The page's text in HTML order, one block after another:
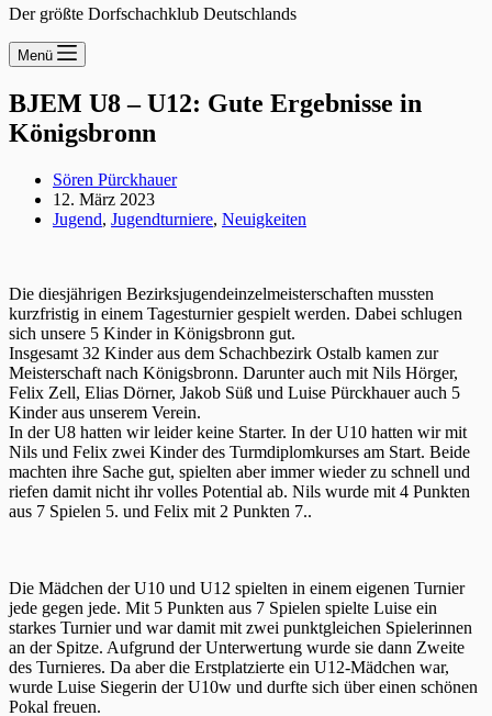
Der größte Dorfschachklub Deutschlands
Menü
BJEM U8 – U12: Gute Ergebnisse in
Königsbronn
Sören Pürckhauer
12. März 2023
Jugend, Jugendturniere, Neuigkeiten
Die diesjährigen Bezirksjugendeinzelmeisterschaften mussten
kurzfristig in einem Tagesturnier gespielt werden. Dabei schlugen
sich unsere 5 Kinder in Königsbronn gut.
Insgesamt 32 Kinder aus dem Schachbezirk Ostalb kamen zur
Meisterschaft nach Königsbronn. Darunter auch mit Nils Hörger,
Felix Zell, Elias Dörner, Jakob Süß und Luise Pürckhauer auch 5
Kinder aus unserem Verein.
In der U8 hatten wir leider keine Starter. In der U10 hatten wir mit
Nils und Felix zwei Kinder des Turmdiplomkurses am Start. Beide
machten ihre Sache gut, spielten aber immer wieder zu schnell und
riefen damit nicht ihr volles Potential ab. Nils wurde mit 4 Punkten
aus 7 Spielen 5. und Felix mit 2 Punkten 7..
Die Mädchen der U10 und U12 spielten in einem eigenen Turnier
jede gegen jede. Mit 5 Punkten aus 7 Spielen spielte Luise ein
starkes Turnier und war damit mit zwei punktgleichen Spielerinnen
an der Spitze. Aufgrund der Unterwertung wurde sie dann Zweite
des Turnieres. Da aber die Erstplatzierte ein U12-Mädchen war,
wurde Luise Siegerin der U10w und durfte sich über einen schönen
Pokal freuen.